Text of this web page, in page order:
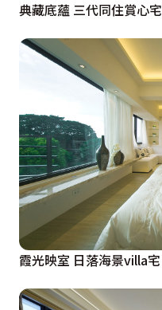
典藏底蘊 三代同住賞心宅
霞光映室 日落海景villa宅